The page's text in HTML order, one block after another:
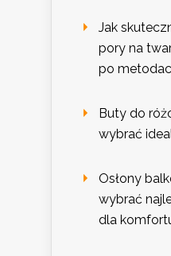
Jak
pory na
po
Buty do
wybrać
Osłony
wybrać
dla